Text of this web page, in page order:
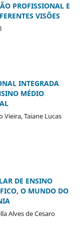
PROFISSIONAL E
VISÕES
INTEGRADA
MÉDIO
Vieira, Taiane Lucas
DE ENSINO
O MUNDO DO
Alves de Cesaro